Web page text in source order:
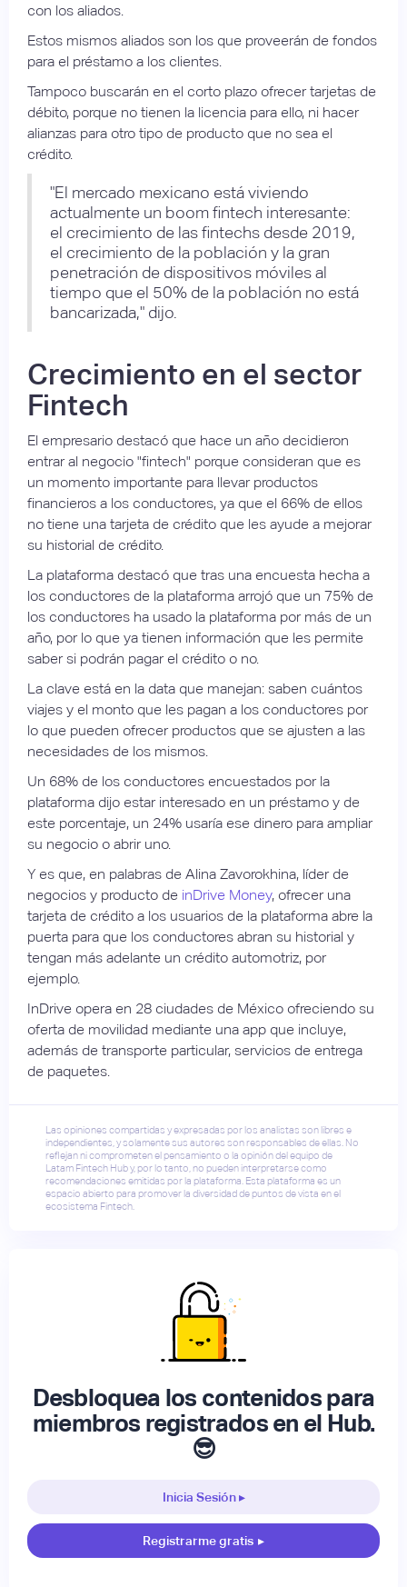
con los aliados.
Estos mismos aliados son los que proveerán de fondos
para el préstamo a los clientes.
Tampoco buscarán en el corto plazo ofrecer tarjetas de
débito, porque no tienen la licencia para ello, ni hacer
alianzas para otro tipo de producto que no sea el
crédito.
"El mercado mexicano está viviendo
actualmente un boom fintech interesante:
el crecimiento de las fintechs desde 2019,
el crecimiento de la población y la gran
penetración de dispositivos móviles al
tiempo que el 50% de la población no está
bancarizada," dijo.
Crecimiento en el sector
Fintech
El empresario destacó que hace un año decidieron
entrar al negocio "fintech" porque consideran que es
un momento importante para llevar productos
financieros a los conductores, ya que el 66% de ellos
no tiene una tarjeta de crédito que les ayude a mejorar
su historial de crédito.
La plataforma destacó que tras una encuesta hecha a
los conductores de la plataforma arrojó que un 75% de
los conductores ha usado la plataforma por más de un
año, por lo que ya tienen información que les permite
saber si podrán pagar el crédito o no.
La clave está en la data que manejan: saben cuántos
viajes y el monto que les pagan a los conductores por
lo que pueden ofrecer productos que se ajusten a las
necesidades de los mismos.
Un 68% de los conductores encuestados por la
plataforma dijo estar interesado en un préstamo y de
este porcentaje, un 24% usaría ese dinero para ampliar
su negocio o abrir uno.
Y es que, en palabras de Alina Zavorokhina, líder de
negocios y producto de inDrive Money, ofrecer una
tarjeta de crédito a los usuarios de la plataforma abre la
puerta para que los conductores abran su historial y
tengan más adelante un crédito automotriz, por
ejemplo.
InDrive opera en 28 ciudades de México ofreciendo su
oferta de movilidad mediante una app que incluye,
además de transporte particular, servicios de entrega
de paquetes.
Las opiniones compartidas y expresadas por los analistas son libres e
independientes, y solamente sus autores son responsables de ellas. No
reflejan ni comprometen el pensamiento o la opinión del equipo de
Latam Fintech Hub y, por lo tanto, no pueden interpretarse como
recomendaciones emitidas por la plataforma. Esta plataforma es un
espacio abierto para promover la diversidad de puntos de vista en el
ecosistema Fintech.
Desbloquea los contenidos para
miembros registrados en el Hub.
😎
Inicia Sesión ▸
Registrarme gratis ▸